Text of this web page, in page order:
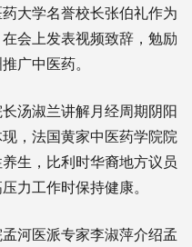
大学名誉校长张伯礼作为
会上发表视频致辞，勉励
广中医药。
汤淑兰讲解月经周期阴阳
，法国黄家中医药学院院
生，比利时华裔地方议员
力工作时保持健康。
河医派专家李淑萍介绍孟